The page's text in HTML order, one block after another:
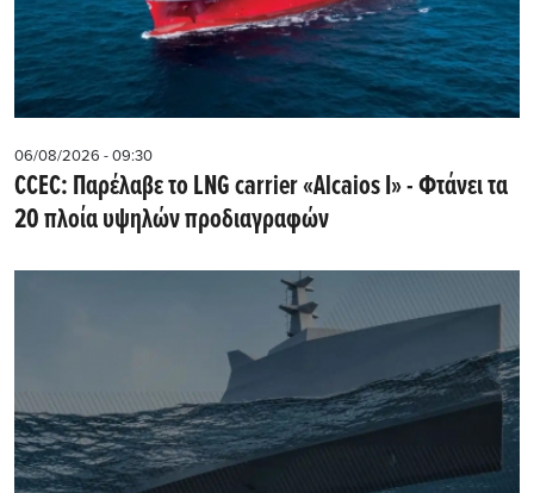
06/08/2026 - 09:30
CCEC: Παρέλαβε το LNG carrier «Alcaios I» - Φτάνει τα
20 πλοία υψηλών προδιαγραφών